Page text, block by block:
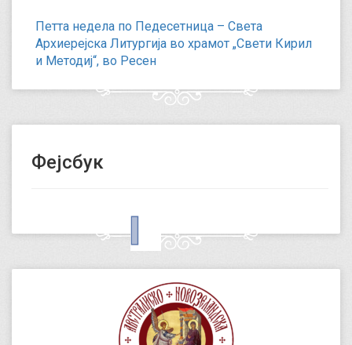
Петта недела по Педесетница – Света
Архиерејска Литургија во храмот „Свети Кирил
и Методиј“, во Ресен
Фејсбук